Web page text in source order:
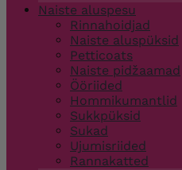
Naiste aluspesu
Rinnahoidjad
Naiste aluspüksid
Petticoats
Naiste pidžaamad
Ööriided
Hommikumantlid
Sukkpüksid
Sukad
Ujumisriided
Rannakatted